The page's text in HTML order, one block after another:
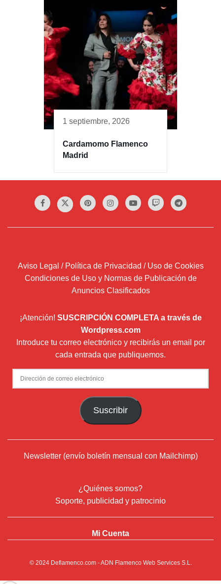
1 septiembre, 2026
Cardamomo Flamenco
Madrid
Aviso Legal / Política de Privacidad / Uso de Cookies
Condiciones de Uso y Normas de Publicación de
Anuncios Clasificados
¡Atención! SUSCRIPCIÓN COMPLETA a través de
Wordpress.com
Introduce tu correo electrónico y recibirás un email por
cada entrada que publiquemos.
Dirección
de
Suscribir
Newsletter (envío boletín mensual con Mailchimp)
¿Quiénes somos?
Soporte, publicidad y patrocinio
Mi Cuenta
© 2024 Deflamenco.com- ADN Flamenco Web Services S.L.